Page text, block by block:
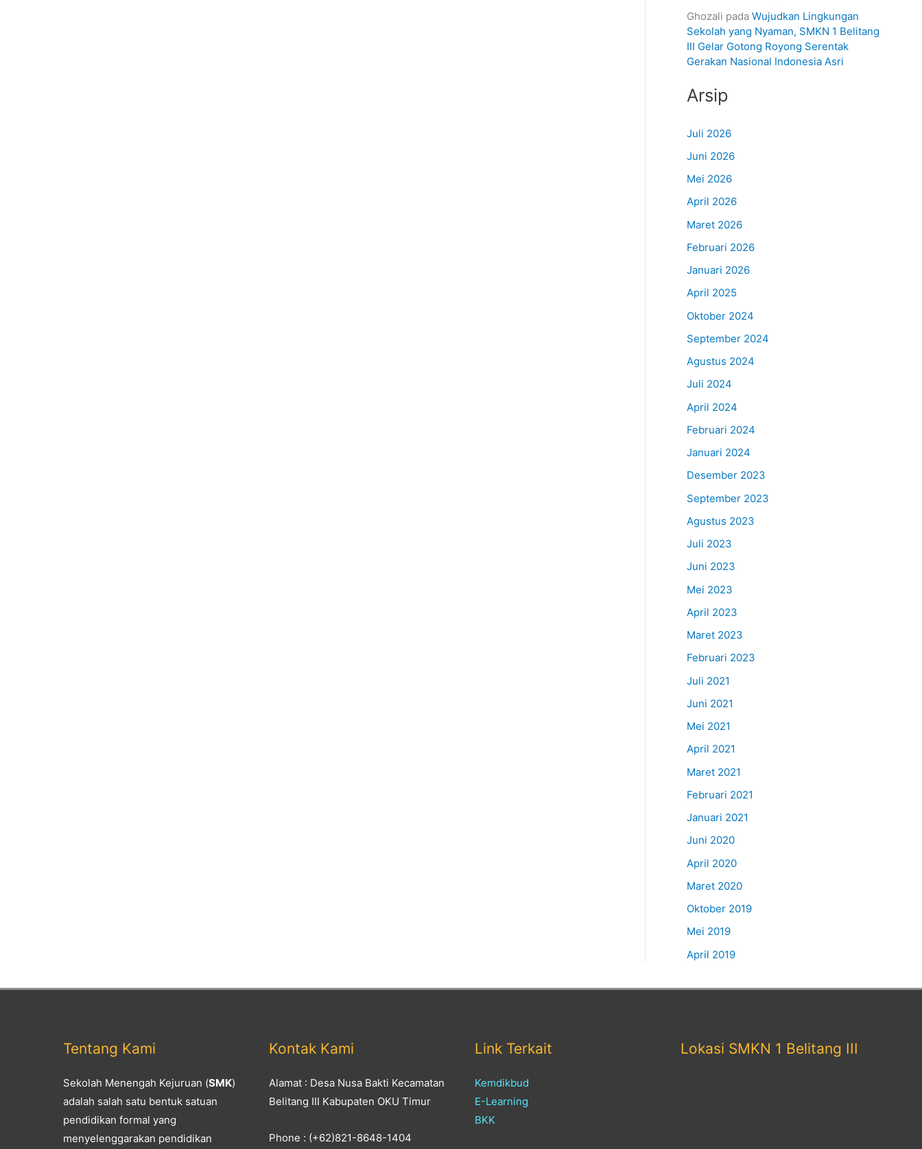
Ghozali pada Wujudkan Lingkungan
Sekolah yang Nyaman, SMKN 1 Belitang
III Gelar Gotong Royong Serentak
Gerakan Nasional Indonesia Asri
Arsip
Juli 2026
Juni 2026
Mei 2026
April 2026
Maret 2026
Februari 2026
Januari 2026
April 2025
Oktober 2024
September 2024
Agustus 2024
Juli 2024
April 2024
Februari 2024
Januari 2024
Desember 2023
September 2023
Agustus 2023
Juli 2023
Juni 2023
Mei 2023
April 2023
Maret 2023
Februari 2023
Juli 2021
Juni 2021
Mei 2021
April 2021
Maret 2021
Februari 2021
Januari 2021
Juni 2020
April 2020
Maret 2020
Oktober 2019
Mei 2019
April 2019
Tentang Kami
Sekolah Menengah Kejuruan (SMK)
adalah salah satu bentuk satuan
pendidikan formal yang
menyelenggarakan pendidikan
Kontak Kami
Alamat : Desa Nusa Bakti Kecamatan
Belitang III Kabupaten OKU Timur
Phone : (+62)821-8648-1404
Link Terkait
Kemdikbud
E-Learning
BKK
Lokasi SMKN 1 Belitang III